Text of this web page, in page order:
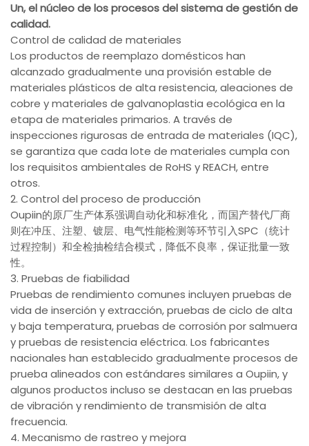
Un, el núcleo de los procesos del sistema de gestión de
calidad.
Control de calidad de materiales
Los productos de reemplazo domésticos han
alcanzado gradualmente una provisión estable de
materiales plásticos de alta resistencia, aleaciones de
cobre y materiales de galvanoplastia ecológica en la
etapa de materiales primarios. A través de
inspecciones rigurosas de entrada de materiales (IQC),
se garantiza que cada lote de materiales cumpla con
los requisitos ambientales de RoHS y REACH, entre
otros.
2. Control del proceso de producción
Oupiin的原厂生产体系强调自动化和标准化，而国产替代厂商
则在冲压、注塑、镀层、电气性能检测等环节引入SPC（统计
过程控制）和全检抽检结合模式，降低不良率，保证批量一致
性。
3. Pruebas de fiabilidad
Pruebas de rendimiento comunes incluyen pruebas de
vida de inserción y extracción, pruebas de ciclo de alta
y baja temperatura, pruebas de corrosión por salmuera
y pruebas de resistencia eléctrica. Los fabricantes
nacionales han establecido gradualmente procesos de
prueba alineados con estándares similares a Oupiin, y
algunos productos incluso se destacan en las pruebas
de vibración y rendimiento de transmisión de alta
frecuencia.
4. Mecanismo de rastreo y mejora